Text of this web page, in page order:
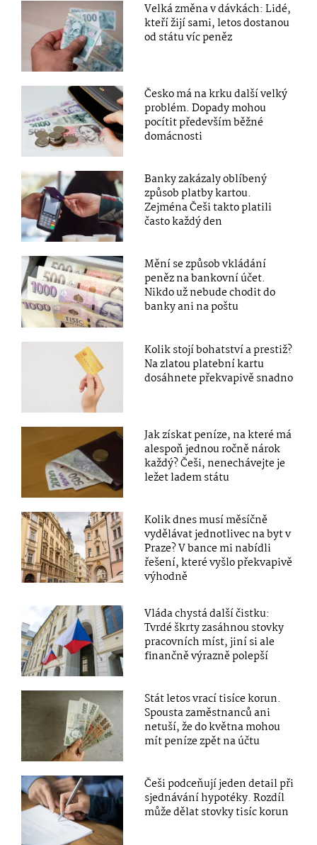
Velká změna v dávkách: Lidé,
kteří žijí sami, letos dostanou
od státu víc peněz
Česko má na krku další velký
problém. Dopady mohou
pocítit především běžné
domácnosti
Banky zakázaly oblíbený
způsob platby kartou.
Zejména Češi takto platili
často každý den
Mění se způsob vkládání
peněz na bankovní účet.
Nikdo už nebude chodit do
banky ani na poštu
Kolik stojí bohatství a prestiž?
Na zlatou platební kartu
dosáhnete překvapivě snadno
Jak získat peníze, na které má
alespoň jednou ročně nárok
každý? Češi, nenechávejte je
ležet ladem státu
Kolik dnes musí měsíčně
vydělávat jednotlivec na byt v
Praze? V bance mi nabídli
řešení, které vyšlo překvapivě
výhodně
Vláda chystá další čistku:
Tvrdé škrty zasáhnou stovky
pracovních míst, jiní si ale
finančně výrazně polepší
Stát letos vrací tisíce korun.
Spousta zaměstnanců ani
netuší, že do května mohou
mít peníze zpět na účtu
Češi podceňují jeden detail při
sjednávání hypotéky. Rozdíl
může dělat stovky tisíc korun